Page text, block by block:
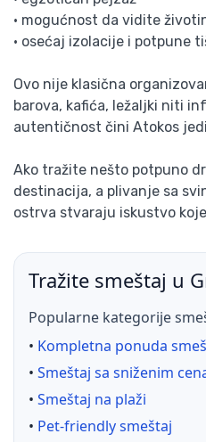
• mogućnost da vidite
• osećaj izolacije i potpune
Ovo nije klasična
barova, kafića, ležaljki niti
autentičnost čini Atokos
Ako tražite nešto potpuno
destinacija, a plivanje sa
ostrva stvaraju iskustvo
Tražite smeštaj u
Popularne kategorije
• Kompletna ponuda
• Smeštaj sa sniženim
• Smeštaj na plaži
• Pet-friendly smeštaj